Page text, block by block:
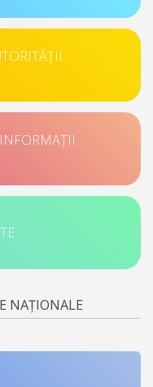
NAȚIONALE